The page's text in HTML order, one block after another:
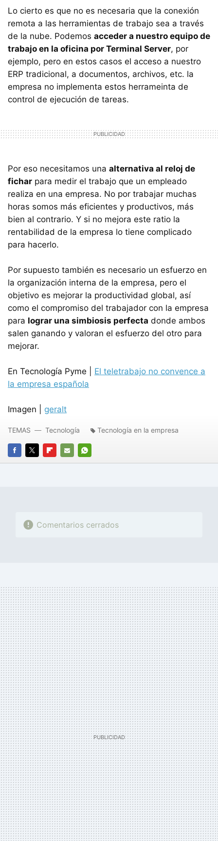
Lo cierto es que no es necesaria que la conexión
remota a las herramientas de trabajo sea a través
de la nube. Podemos acceder a nuestro equipo de
trabajo en la oficina por Terminal Server, por
ejemplo, pero en estos casos el acceso a nuestro
ERP tradicional, a documentos, archivos, etc. la
empresa no implementa estos herrameinta de
control de ejecución de tareas.
Por eso necesitamos una alternativa al reloj de
fichar para medir el trabajo que un empleado
realiza en una empresa. No por trabajar muchas
horas somos más eficientes y productivos, más
bien al contrario. Y si no mejora este ratio la
rentabilidad de la empresa lo tiene complicado
para hacerlo.
Por supuesto también es necesario un esfuerzo en
la organización interna de la empresa, pero el
objetivo es mejorar la productividad global, así
como el compromiso del trabajador con la empresa
para lograr una simbiosis perfecta donde ambos
salen ganando y valoran el esfuerzo del otro para
mejorar.
En Tecnología Pyme | El teletrabajo no convence a
la empresa española
Imagen | geralt
FACEBOOK
TWITTERFLIPBOARD
E-
WHATSAPP
TEMAS Tecnología Tecnología en la empresa
Comentarios cerrados